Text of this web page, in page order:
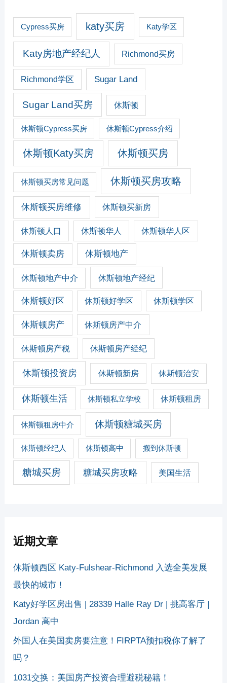
Cypress买房 katy买房 Katy学区
Katy房地产经纪人 Richmond买房
Richmond学区 Sugar Land
Sugar Land买房 休斯顿
休斯顿Cypress买房 休斯顿Cypress介绍
休斯顿Katy买房 休斯顿买房
休斯顿买房常见问题 休斯顿买房攻略
休斯顿买房维修 休斯顿买新房
休斯顿人口 休斯顿华人 休斯顿华人区
休斯顿卖房 休斯顿地产
休斯顿地产中介 休斯顿地产经纪
休斯顿好区 休斯顿好学区 休斯顿学区
休斯顿房产 休斯顿房产中介
休斯顿房产税 休斯顿房产经纪
休斯顿投资房 休斯顿新房 休斯顿治安
休斯顿生活 休斯顿私立学校 休斯顿租房
休斯顿租房中介 休斯顿糖城买房
休斯顿经纪人 休斯顿高中 搬到休斯顿
糖城买房 糖城买房攻略 美国生活
近期文章
休斯顿西区 Katy-Fulshear-Richmond 入选全美发展
最快的城市！
Katy好学区房出售 | 28339 Halle Ray Dr | 挑高客厅 |
Jordan 高中
外国人在美国卖房要注意！FIRPTA预扣税你了解了
吗？
1031交换：美国房产投资合理避税秘籍！